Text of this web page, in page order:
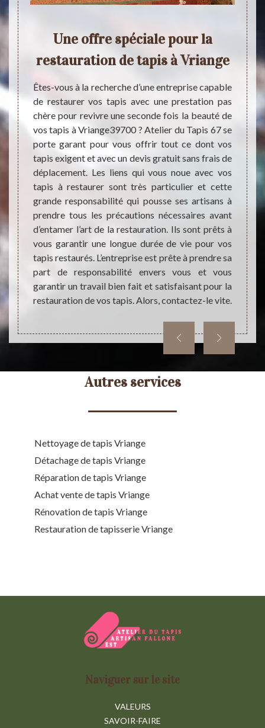
une
avec
Des
Si
en
pour
Il est
de
Une offre spéciale pour la
restauration de tapis à Vriange
Êtes-vous à la recherche d’une entreprise capable
de restaurer vos tapis avec une prestation pas
chère pour revivre une seconde fois la beauté de
vos tapis à Vriange39700 ? Atelier du Tapis 67 se
porte garant pour vous offrir tout ce dont vos
tapis exigent et avec un devis gratuit sans frais de
déplacement. Les liens qui vous noue avec vos
tapis à restaurer sont très particulier et cette
grande responsabilité qui pousse ses artisans à
prendre tous les précautions nécessaires avant
d’entamer l’art de la restauration. Ils sont prêts à
vous garantir une longue durée de vie pour vos
tapis restaurés. L’entreprise est prête à prendre sa
part de responsabilité envers vous et vous
garantir un travail bien fait et satisfaisant pour la
restauration de vos tapis. Alors, contactez-le vite.
Si
est
à
très
vous
Autres services
Nettoyage de tapis Vriange
Détachage de tapis Vriange
Réparation de tapis Vriange
Achat vente de tapis Vriange
Rénovation de tapis Vriange
Restauration de tapisserie Vriange
Naviguer sur le site
VALEURS
SAVOIR-FAIRE